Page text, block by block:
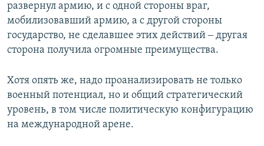
развернул армию, и с одной стороны враг,
мобилизовавший армию, а с другой стороны
государство, не сделавшее этих действий ‒ другая
сторона получила огромные преимущества.
Хотя опять же, надо проанализировать не только
военный потенциал, но и общий стратегический
уровень, в том числе политическую конфигурацию
на международной арене.